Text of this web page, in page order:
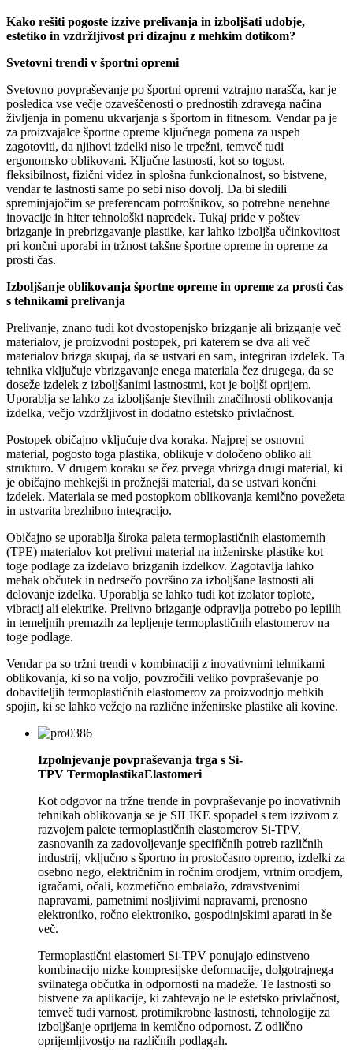
Kako rešiti pogoste izzive prelivanja in izboljšati udobje,
estetiko in vzdržljivost pri dizajnu z mehkim dotikom?
Svetovni trendi v športni opremi
Svetovno povpraševanje po športni opremi vztrajno narašča, kar je
posledica vse večje ozaveščenosti o prednostih zdravega načina
življenja in pomenu ukvarjanja s športom in fitnesom. Vendar pa je
za proizvajalce športne opreme ključnega pomena za uspeh
zagotoviti, da njihovi izdelki niso le trpežni, temveč tudi
ergonomsko oblikovani. Ključne lastnosti, kot so togost,
fleksibilnost, fizični videz in splošna funkcionalnost, so bistvene,
vendar te lastnosti same po sebi niso dovolj. Da bi sledili
spreminjajočim se preferencam potrošnikov, so potrebne nenehne
inovacije in hiter tehnološki napredek. Tukaj pride v poštev
brizganje in prebrizgavanje plastike, kar lahko izboljša učinkovitost
pri končni uporabi in tržnost takšne športne opreme in opreme za
prosti čas.
Izboljšanje oblikovanja športne opreme in opreme za prosti čas
s tehnikami prelivanja
Prelivanje, znano tudi kot dvostopenjsko brizganje ali brizganje več
materialov, je proizvodni postopek, pri katerem se dva ali več
materialov brizga skupaj, da se ustvari en sam, integriran izdelek. Ta
tehnika vključuje vbrizgavanje enega materiala čez drugega, da se
doseže izdelek z izboljšanimi lastnostmi, kot je boljši oprijem.
Uporablja se lahko za izboljšanje številnih značilnosti oblikovanja
izdelka, večjo vzdržljivost in dodatno estetsko privlačnost.
Postopek običajno vključuje dva koraka. Najprej se osnovni
material, pogosto toga plastika, oblikuje v določeno obliko ali
strukturo. V drugem koraku se čez prvega vbrizga drugi material, ki
je običajno mehkejši in prožnejši material, da se ustvari končni
izdelek. Materiala se med postopkom oblikovanja kemično povežeta
in ustvarita brezhibno integracijo.
Običajno se uporablja široka paleta termoplastičnih elastomernih
(TPE) materialov kot prelivni material na inženirske plastike kot
toge podlage za izdelavo brizganih izdelkov. Zagotavlja lahko
mehak občutek in nedrsečo površino za izboljšane lastnosti ali
delovanje izdelka. Uporablja se lahko tudi kot izolator toplote,
vibracij ali elektrike. Prelivno brizganje odpravlja potrebo po lepilih
in temeljnih premazih za lepljenje termoplastičnih elastomerov na
toge podlage.
Vendar pa so tržni trendi v kombinaciji z inovativnimi tehnikami
oblikovanja, ki so na voljo, povzročili veliko povpraševanje po
dobaviteljih termoplastičnih elastomerov za proizvodnjo mehkih
spojin, ki se lahko vežejo na različne inženirske plastike ali kovine.
Izpolnjevanje povpraševanja trga s Si-
TPV TermoplastikaElastomeri
Kot odgovor na tržne trende in povpraševanje po inovativnih
tehnikah oblikovanja se je SILIKE spopadel s tem izzivom z
razvojem palete termoplastičnih elastomerov Si-TPV,
zasnovanih za zadovoljevanje specifičnih potreb različnih
industrij, vključno s športno in prostočasno opremo, izdelki za
osebno nego, električnim in ročnim orodjem, vrtnim orodjem,
igračami, očali, kozmetično embalažo, zdravstvenimi
napravami, pametnimi nosljivimi napravami, prenosno
elektroniko, ročno elektroniko, gospodinjskimi aparati in še
več.
Termoplastični elastomeri Si-TPV ponujajo edinstveno
kombinacijo nizke kompresijske deformacije, dolgotrajnega
svilnatega občutka in odpornosti na madeže. Te lastnosti so
bistvene za aplikacije, ki zahtevajo ne le estetsko privlačnost,
temveč tudi varnost, protimikrobne lastnosti, tehnologije za
izboljšanje oprijema in kemično odpornost. Z odlično
oprijemljivostjo na različnih podlagah.